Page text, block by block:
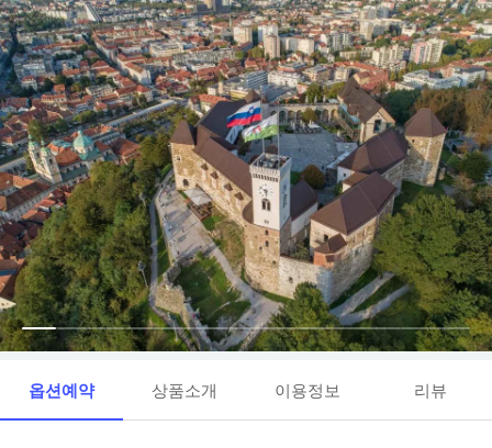
옵션예약 상품소개 이용정보 리뷰